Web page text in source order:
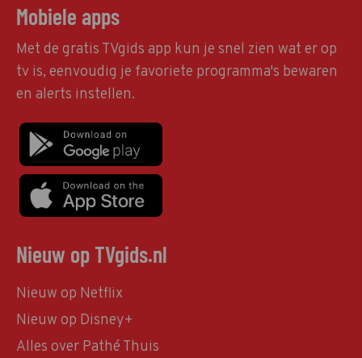
Mobiele apps
Met de gratis TVgids app kun je snel zien wat er op
tv is, eenvoudig je favoriete programma's bewaren
en alerts instellen.
Nieuw op TVgids.nl
Nieuw op Netflix
Nieuw op Disney+
Alles over Pathé Thuis